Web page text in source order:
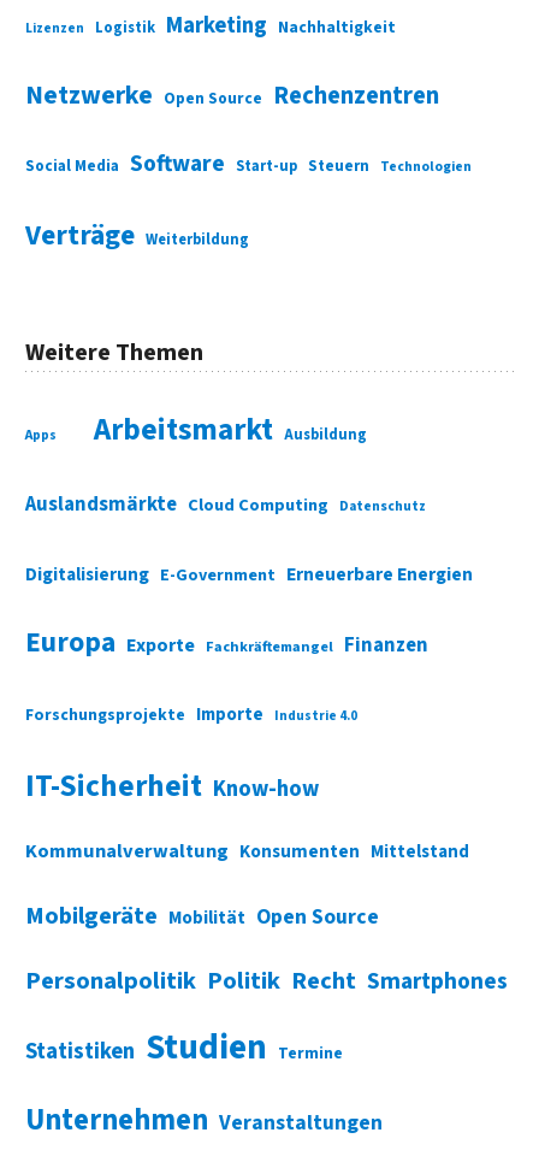
Lizenzen Logistik Marketing Nachhaltigkeit
Netzwerke Open Source Rechenzentren
Social Media Software Start-up Steuern Technologien
Verträge Weiterbildung
Weitere Themen
Apps Arbeitsmarkt Ausbildung
Auslandsmärkte Cloud Computing Datenschutz
Digitalisierung E-Government Erneuerbare Energien
Europa Exporte Fachkräftemangel Finanzen
Forschungsprojekte Importe Industrie 4.0
IT-Sicherheit Know-how
Kommunalverwaltung Konsumenten Mittelstand
Mobilgeräte Mobilität Open Source
Personalpolitik Politik Recht Smartphones
Statistiken Studien Termine
Unternehmen Veranstaltungen